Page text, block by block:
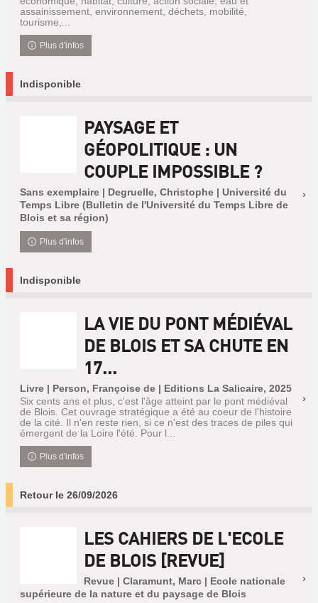
assainissement, environnement, déchets, mobilité,
tourisme,...
Plus d'infos
Indisponible
PAYSAGE ET
GÉOPOLITIQUE : UN
COUPLE IMPOSSIBLE ?
Sans exemplaire | Degruelle, Christophe | Université du
Temps Libre (Bulletin de l'Université du Temps Libre de
Blois et sa région)
Plus d'infos
Indisponible
LA VIE DU PONT MÉDIÉVAL
DE BLOIS ET SA CHUTE EN
17...
Livre | Person, Françoise de | Editions La Salicaire, 2025
Six cents ans et plus, c'est l'âge atteint par le pont médiéval
de Blois. Cet ouvrage stratégique a été au coeur de l'histoire
de la cité. Il n'en reste rien, si ce n'est des traces de piles qui
émergent de la Loire l'été. Pour l...
Plus d'infos
Retour le 26/09/2026
LES CAHIERS DE L'ECOLE
DE BLOIS [REVUE]
Revue | Claramunt, Marc | Ecole nationale
supérieure de la nature et du paysage de Blois